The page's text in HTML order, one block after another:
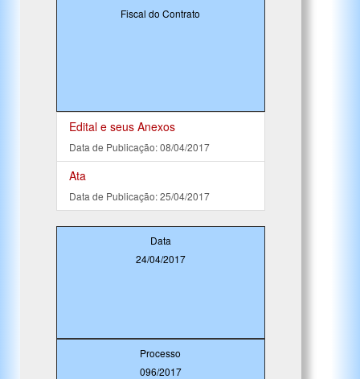
Fiscal do Contrato
Edital e seus Anexos
Data de Publicação: 08/04/2017
Ata
Data de Publicação: 25/04/2017
Data
24/04/2017
Processo
096/2017